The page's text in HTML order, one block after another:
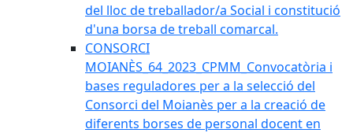
del lloc de treballador/a Social i constitució
d'una borsa de treball comarcal.
CONSORCI
MOIANÈS_64_2023_CPMM_Convocatòria i
bases reguladores per a la selecció del
Consorci del Moianès per a la creació de
diferents borses de personal docent en